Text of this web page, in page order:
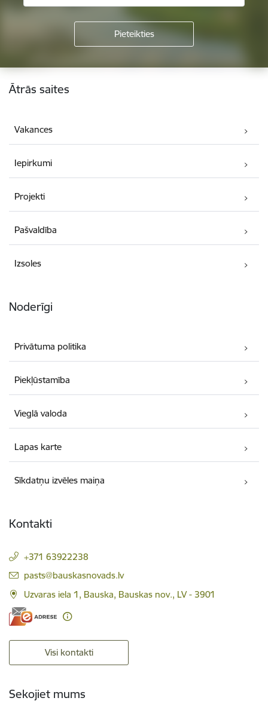
Kājene
Ātrās saites
Vakances
Iepirkumi
Projekti
Pašvaldība
Izsoles
Noderīgi
Privātuma politika
Piekļūstamība
Vieglā valoda
Lapas karte
Sīkdatņu izvēles maiņa
Kontakti
+371 63922238
E-pasts:
pasts@bauskasnovads.lv
Uzvaras iela 1, Bauska, Bauskas nov., LV - 3901
Visi kontakti
Sekojiet mums